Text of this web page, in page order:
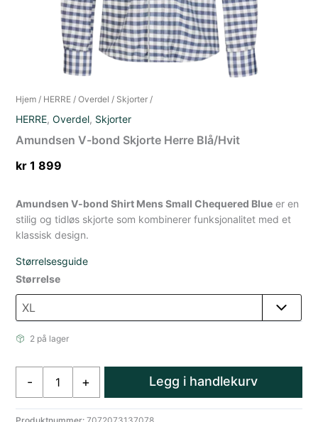
Hjem / HERRE /Overdel / Skjorter /
HERRE,Overdel, Skjorter
Amundsen V-bond Skjorte Herre Blå/Hvit
kr 1 899
Amundsen V-bond Shirt Mens Small Chequered Blue er en
stilig og tidløs skjorte som kombinerer funksjonalitet med et
klassisk design.
Størrelsesguide
Størrelse
2 på lager
- + Legg i handlekurv